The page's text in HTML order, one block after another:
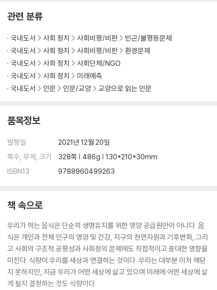
[식량체계계기판: 새로운 정보도구]
희생에 대한 고려
5장. 꿀벌 한 마리가 벌집을 살릴 수 있을까?
건강하고 지속가능한 식단을 향해
식품행동과 식품의식 고취
식품문맹을 줄이고 요리경험 쌓기
변화를 향한 결집
감사의 글
주석
관련 분류
국내도서 사회 정치 사회비평/비판
빈곤/불평등문제
국내도서
사회 정치 사회비평/비판
환경문제
국내도서
사회 정치
사회단체/NGO
국내도서
사회 정치
미래예측
국내도서
인문 인문/교양 교양으로 읽는 인문
품목정보
발행일
2021년 12월 20일
쪽수, 무게, 크기
328쪽 | 486g | 130*210*30mm
ISBN13
9788960499263
책 속으로
우리가 먹는 음식은 단순히 생명유지를 위한 영양 공급원만이 아니다. 음
식은 개인과 전체 인구의 영양 및 건강, 지구의 천연자원과 기후변화, 그리
고 사회의 구조적 공평성과 사회정의 문제에도 직접적이고 중대한 영향을
미친다. 식량이 우리를 세상과 연결하는 것이다. 우리는 대부분 미처 깨닫
지 못하지만, 지금 우리가 어떤 세상에 살고 있으며 미래에 어떤 세상에 살
게 될지 결정하는 것도 식량이다.